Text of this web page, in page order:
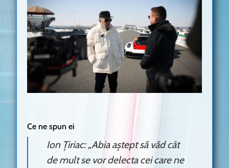
Ce ne spun ei
Ion Țiriac: „Abia aștept să văd cât
de mult se vor delecta cei care ne